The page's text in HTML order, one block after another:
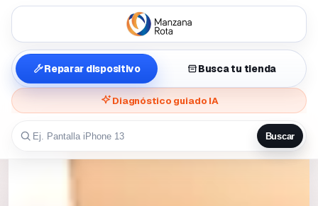
Reparar dispositivo Busca tu tienda
Diagnóstico guiado IA
Buscar